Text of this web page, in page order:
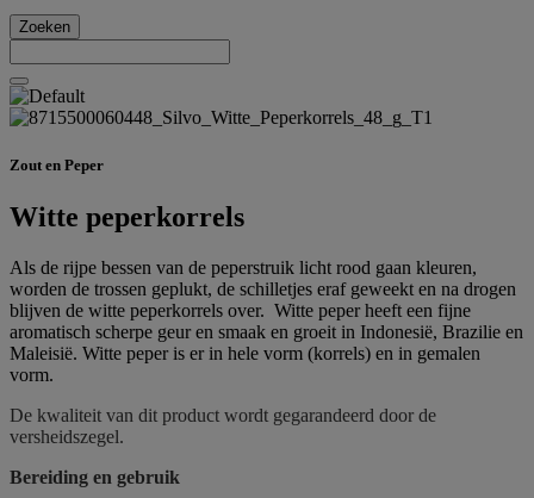
Zoeken
Zout en Peper
Witte peperkorrels
Als de rijpe bessen van de peperstruik licht rood gaan kleuren,
worden de trossen geplukt, de schilletjes eraf geweekt en na drogen
blijven de witte peperkorrels over. Witte peper heeft een fijne
aromatisch scherpe geur en smaak en groeit in Indonesië, Brazilie en
Maleisië. Witte peper is er in hele vorm (korrels) en in gemalen
vorm.
De kwaliteit van dit product wordt gegarandeerd door de
versheidszegel.
Bereiding en gebruik